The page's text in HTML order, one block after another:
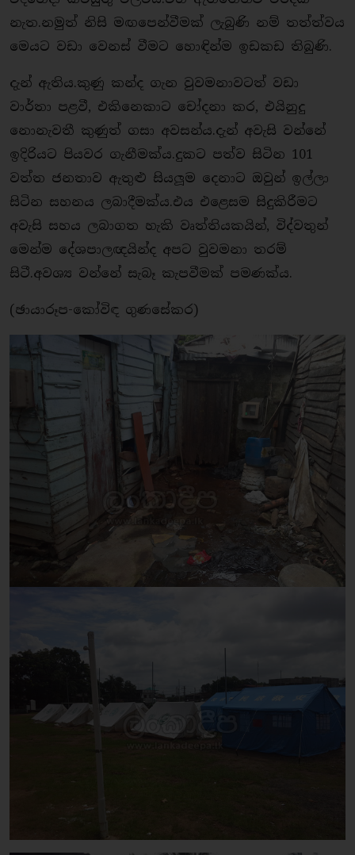
නැත.නමුත් නිසි මඟපෙන්වීමක් ලැබුණි නම් තත්ත්වය
මෙයට වඩා වෙනස් වීමට හොඳින්ම ඉඩකඩ තිබුණි.
දැන් ඇතිය.කුණු කන්ද ගැන වුවමනාවටත් වඩා
වාර්තා පළවී, එකිනෙකාට චෝදනා කර, එයිනුදු
නොනැවතී කුණුත් ගසා අවසන්ය.දැන් අවැසි වන්නේ
ඉදිරියට පියවර ගැනීමක්ය.දුකට පත්ව සිටින 101
වත්ත ජනතාව ඇතුළු සියලූම දෙනාට ඔවුන් ඉල්ලා
සිටින සහනය ලබාදීමක්ය.එය එළෙසම සිදුකිරීමට
අවැසි සහය ලබාගත හැකි වෘත්තියකයින්, විද්වතුන්
මෙන්ම දේශපාලඥයින්ද අපට වුවමනා තරම්
සිටී.අවශ්‍ය වන්නේ සැබෑ කැපවීමක් පමණක්ය.
(ඡායාරූප-කෝවිඳ ගුණසේකර)